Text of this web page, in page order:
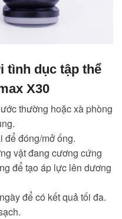
tình dục tập thể
X30
thường hoặc xà phòng
để đóng/mở ống.
vật đang cương cứng
để tạo áp lực lên dương
để có kết quả tối đa.